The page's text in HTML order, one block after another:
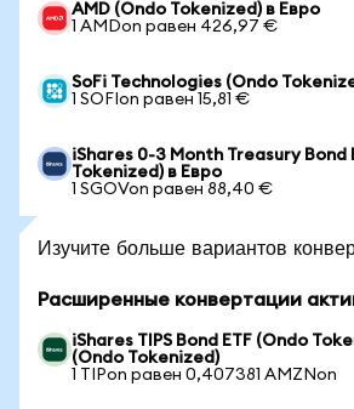
AMD (Ondo Tokenized) в Евро
1 AMDon равен 426,97 €
SoFi Technologies (Ondo
1 SOFIon равен 15,81 €
iShares 0-3 Month Treasury Bond
Tokenized) в Евро
1 SGOVon равен 88,40 €
Изучите больше вариантов
Расширенные конвертации
iShares TIPS Bond ETF (Ondo
(Ondo Tokenized)
1 TIPon равен 0,407381 AMZNon